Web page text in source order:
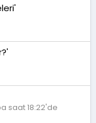
saat 18:22'de